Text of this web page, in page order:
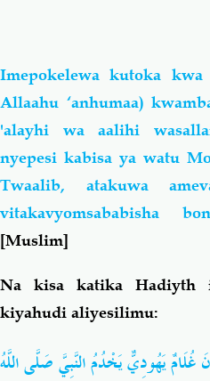
Imepokelewa kutoka kwa
Allaahu ‘anhumaa)
'alayhi wa aalihi
nyepesi kabisa ya watu
Twaalib, atakuwa
vitakavyomsababisha
[Muslim]
Na kisa katika Hadiyth
kiyahudi aliyesilimu:
يَهُودِيٌّ يَخْدُمُ النَّبِيَّ صَلَّى اللَّهُ